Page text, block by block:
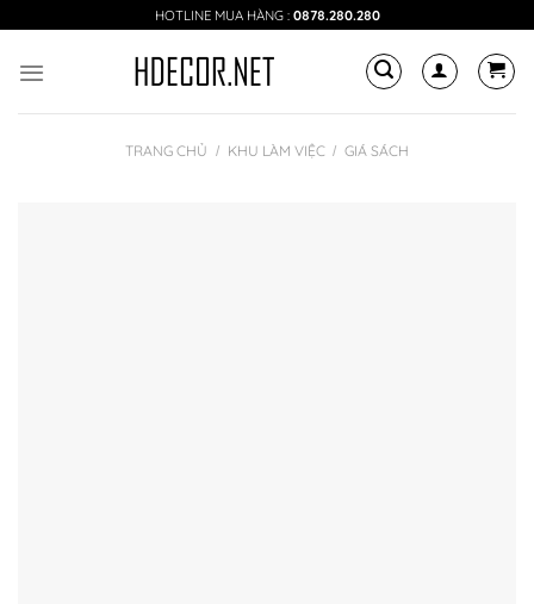
content
HOTLINE MUA HÀNG : 0878.280.280
TRANG CHỦ / KHU LÀM VIỆC / GIÁ SÁCH